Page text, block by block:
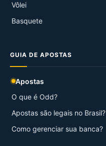
Vôlei
Basquete
GUIA DE APOSTAS
Apostas
O que é Odd?
Apostas são legais no Brasil?
Como gerenciar sua banca?